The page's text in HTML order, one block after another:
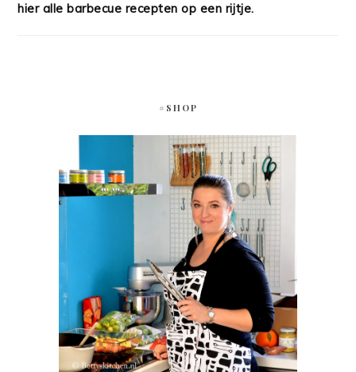
hier alle barbecue recepten op een rijtje.
#SHOP